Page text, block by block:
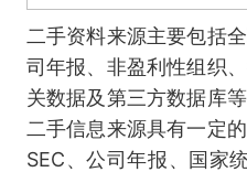
二手资料来源主要包括
司年报、非盈利性组织
关数据及第三方数据库
二手信息来源具有一定
SEC、公司年报、国家